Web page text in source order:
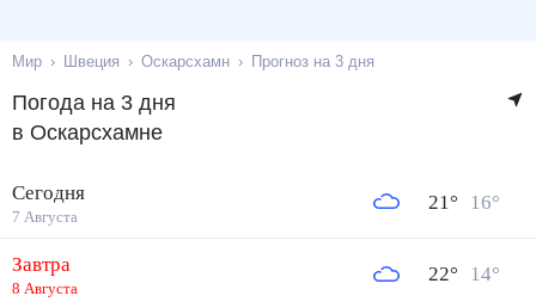
Мир Швеция Оскарсхамн Прогноз на 3 дня
Погода на 3 дня
в Оскарсхамне
Сегодня
7 Августа
21° 16°
Завтра
8 Августа
22° 14°